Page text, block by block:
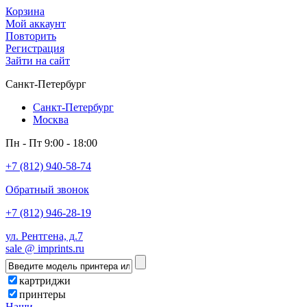
Корзина
Мой аккаунт
Повторить
Регистрация
Зайти на сайт
Санкт-Петербург
Санкт-Петербург
Москва
Пн - Пт 9:00 - 18:00
+7 (812) 940-58-74
Обратный звонок
+7 (812) 946-28-19
ул. Рентгена, д.7
sale @ imprints.ru
картриджи
принтеры